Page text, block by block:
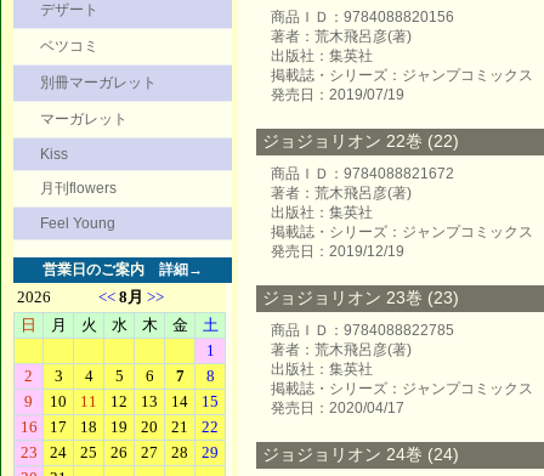
デザート
ベツコミ
別冊マーガレット
マーガレット
Kiss
月刊flowers
Feel Young
営業日のご案内 詳細→
商品ＩＤ：9784088820156
著者：荒木飛呂彦(著)
出版社：集英社
掲載誌・シリーズ：ジャンプコミックス
発売日：2019/07/19
ジョジョリオン 22巻 (22)
商品ＩＤ：9784088821672
著者：荒木飛呂彦(著)
出版社：集英社
掲載誌・シリーズ：ジャンプコミックス
発売日：2019/12/19
ジョジョリオン 23巻 (23)
商品ＩＤ：9784088822785
著者：荒木飛呂彦(著)
出版社：集英社
掲載誌・シリーズ：ジャンプコミックス
発売日：2020/04/17
ジョジョリオン 24巻 (24)